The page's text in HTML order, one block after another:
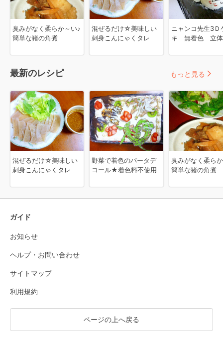
臭みがなく柔らか～い♪
簡単な猪の角煮
混ぜるだけ☆美味しい
刺身こんにゃくタレ
ニャンコ先生3Ｄ
キ 無着色 立体
最新のレシピ
混ぜるだけ☆美味しい
刺身こんにゃくタレ
野菜で着色のパータデ
コール★着色料不使用
臭みがなく柔ら
簡単な猪の角煮
もっと見る
ガイド
お知らせ
ヘルプ・お問い合わせ
サイトマップ
利用規約
ページの上へ戻る